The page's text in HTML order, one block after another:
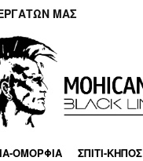
ΜΑΣ
ΟΜΟΡΦΙΑ ΣΠΙΤΙ-ΚΗΠΟΣ